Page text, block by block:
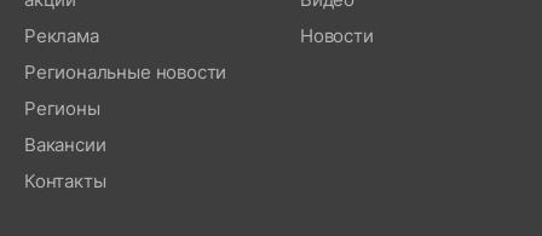
Реклама
Региональные новости
Регионы
Вакансии
Контакты
Новости